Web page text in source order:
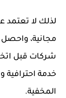
لذلك لا
مجانية،
شركات قبل
خدمة احترافية
المخفية.